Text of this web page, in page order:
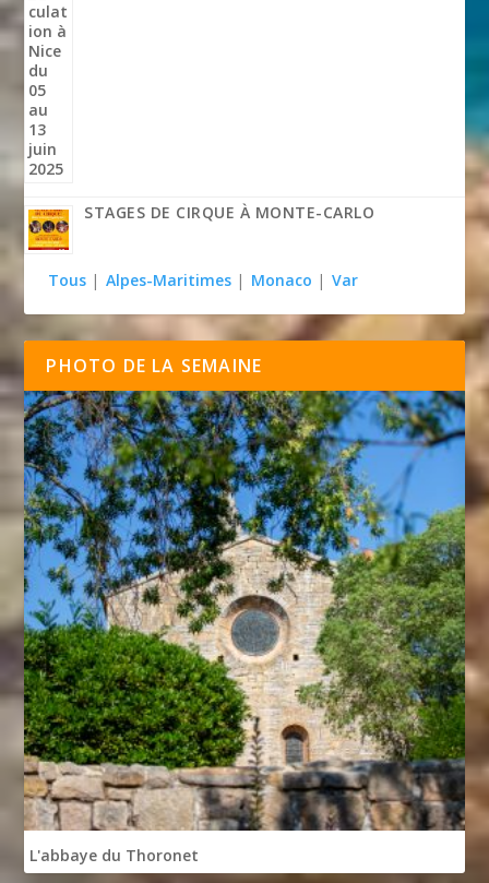
STAGES DE CIRQUE À MONTE-CARLO
Tous | Alpes-Maritimes | Monaco | Var
PHOTO DE LA SEMAINE
L'abbaye du Thoronet